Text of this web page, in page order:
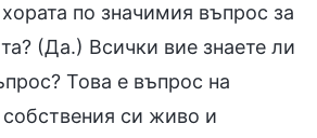
по значимия въпрос за
(Да.) Всички вие знаете ли
Това е въпрос на
си живо и